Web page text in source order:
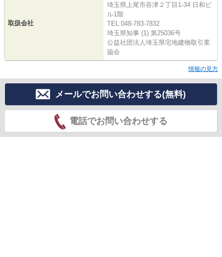
取扱会社
埼玉県上尾市谷津２丁目1-34 日和ビ
ル1階
TEL:048-783-7832
埼玉県知事 (1) 第25036号
公益社団法人埼玉県宅地建物取引業
協会
情報の見方
メールでお問い合わせする(無料)
電話でお問い合わせする